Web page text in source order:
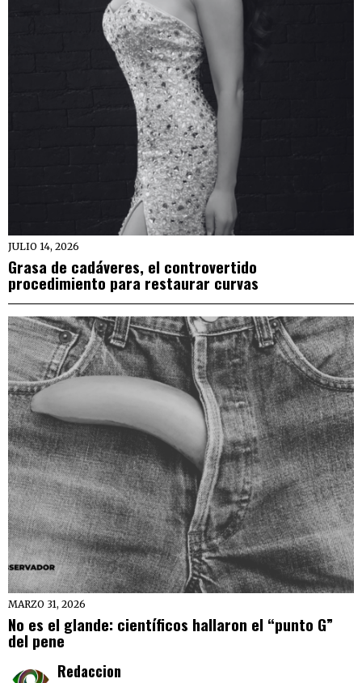
JULIO 14, 2026
Grasa de cadáveres, el controvertido
procedimiento para restaurar curvas
MARZO 31, 2026
No es el glande: científicos hallaron el “punto G”
del pene
Redaccion